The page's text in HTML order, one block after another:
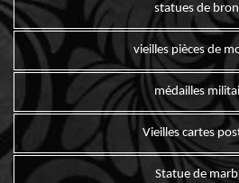
statues de
vieilles pièces de
médailles
Vieilles cartes
Statue de